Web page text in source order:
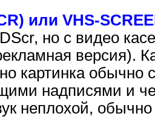
или VHS-
но с видео
версия).
картинка обычно
надписями и
неплохой,